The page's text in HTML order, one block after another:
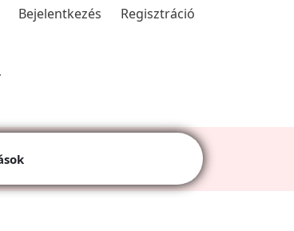
Bejelentkezés Regisztráció